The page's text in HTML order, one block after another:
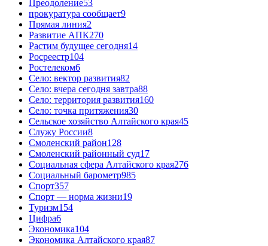
Преодоление53
прокуратура сообщает9
Прямая линия2
Развитие АПК270
Растим будущее сегодня14
Росреестр104
Ростелеком6
Село: вектор развития82
Село: вчера сегодня завтра88
Село: территория развития160
Село: точка притяжения30
Сельское хозяйство Алтайского края45
Служу России8
Смоленский район128
Смоленский районный суд17
Социальная сфера Алтайского края276
Социальный барометр985
Спорт357
Спорт — норма жизни19
Туризм154
Цифра6
Экономика104
Экономика Алтайского края87